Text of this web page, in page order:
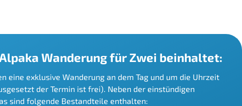
Wanderung für Zwei beinhaltet:
eine exklusive Wanderung an dem Tag und um die Uhrzeit
der Termin ist frei). Neben der einstündigen
sind folgende Bestandteile enthalten: